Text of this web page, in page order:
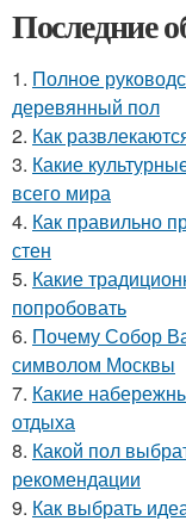
Последние
1. Полное
деревянный пол
2. Как
3. Какие
всего мира
4. Как правильно
стен
5. Какие
попробовать
6. Почему Собор
символом Москвы
7. Какие
отдыха
8. Какой пол
рекомендации
9. Как выбрать